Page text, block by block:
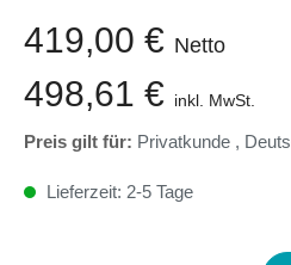
419,00 € Netto
498,61 € inkl. MwSt.
Preis gilt für: Privatkunde ,
Lieferzeit: 2-5 Tage